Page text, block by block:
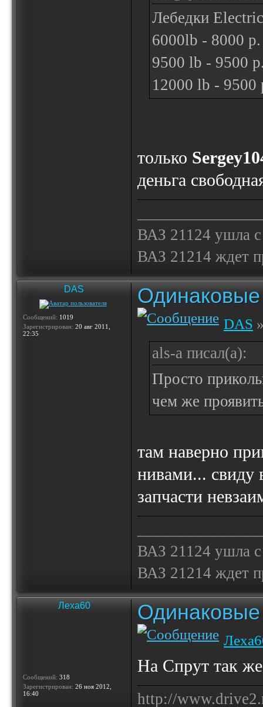
Лебедки
6000lb - 8000 р.
9500 lb - 9500
12000 lb - 9500
только
деньга
ВАЗ 21124 ушла
ВАЗ 21214 ждет
DAS
Сообщений: 1019
Зарегистрирован: 20 авг 2011,
22:35
DAS
als-a писал(а):
Просто
чем же
там наверно
нивами... свиду
запчасти
ВАЗ 21124 ушла
ВАЗ 21214 ждет
Леха60
Сообщений: 318
Зарегистрирован: 26 ноя 2012,
16:40
На Спрут так
http://